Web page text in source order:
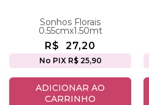
Sonhos Florais
0.55cmx1.50mt
R$ 27,20
No PIX R$ 25,90
ADICIONAR AO
CARRINHO